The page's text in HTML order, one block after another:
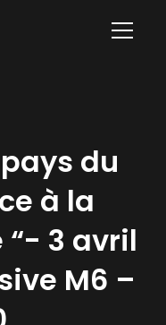
du
à la
“- 3 avril
M6 –